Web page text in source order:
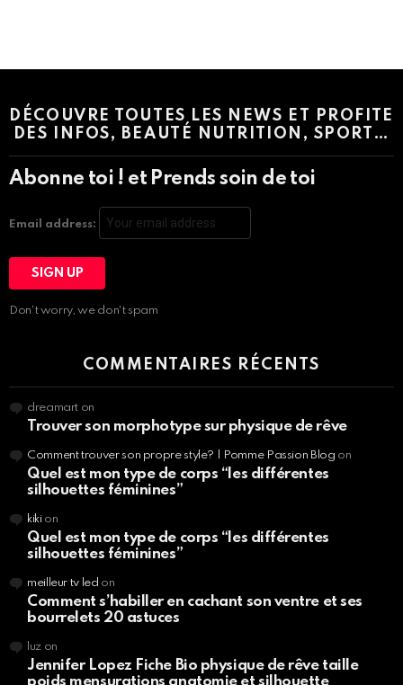
DÉCOUVRE TOUTES LES NEWS ET PROFITE
DES INFOS, BEAUTÉ NUTRITION, SPORT…
Abonne toi ! et Prends soin de toi
Email address:
Don't worry, we don't spam
COMMENTAIRES RÉCENTS
dreamart on
Trouver son morphotype sur physique de rêve
Comment trouver son propre style? | Pomme Passion Blog on
Quel est mon type de corps “les différentes
silhouettes féminines”
kikion
Quel est mon type de corps “les différentes
silhouettes féminines”
meilleur tv led on
Comment s’habiller en cachant son ventre et ses
bourrelets 20 astuces
luzon
Jennifer Lopez Fiche Bio physique de rêve taille
poids mensurations anatomie et silhouette